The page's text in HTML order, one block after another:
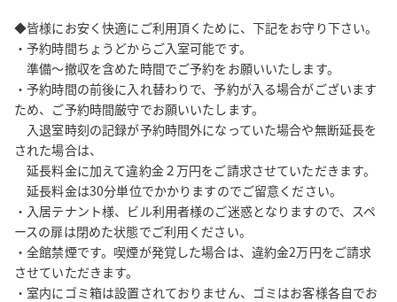
◆注意事項
・準備撤収を含めた時間でご予約をお願いいたします。
・スペース外に行列のできてしまうようなご利用はご遠慮頂いて
おりますので、ご了承ください。
・ご利用終了の際は、入室時の状態に原状復帰をお願いいたしま
す。
・お持込みされたものは必ずお持ち帰りください。スペース内に
ゴミや荷物を残置することは一切認められません。
・スペース内の全ての設備、備品は無料で提供しておりますの
で、設備、備品のトラブルによる損害について当社は一切の責任
を負いません。
・他のご利用者様のご迷惑となりますので、スペースの扉は閉め
てご利用ください。
◆皆様にお安く快適にご利用頂くために、下記をお守り下さい。
・予約時間ちょうどからご入室可能です。
準備～撤収を含めた時間でご予約をお願いいたします。
・予約時間の前後に入れ替わりで、予約が入る場合がございます
ため、ご予約時間厳守でお願いいたします。
入退室時刻の記録が予約時間外になっていた場合や無断延長を
された場合は、
延長料金に加えて違約金２万円をご請求させていただきます。
延長料金は30分単位でかかりますのでご留意ください。
・入居テナント様、ビル利用者様のご迷惑となりますので、スペ
ースの扉は閉めた状態でご利用ください。
・全館禁煙です。喫煙が発覚した場合は、違約金2万円をご請求
させていただきます。
・室内にゴミ箱は設置されておりません、ゴミはお客様各自でお